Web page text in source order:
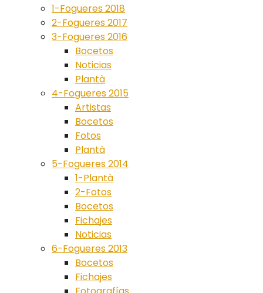
1-Fogueres 2018
2-Fogueres 2017
3-Fogueres 2016
Bocetos
Noticias
Plantà
4-Fogueres 2015
Artistas
Bocetos
Fotos
Plantà
5-Fogueres 2014
1-Plantà
2-Fotos
Bocetos
Fichajes
Noticias
6-Fogueres 2013
Bocetos
Fichajes